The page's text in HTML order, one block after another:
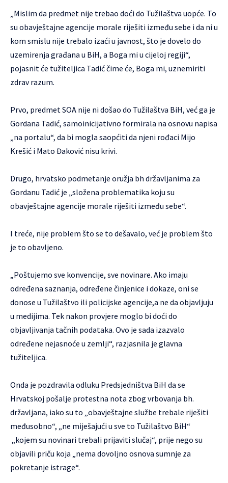
„Mislim da predmet nije trebao doći do Tužilaštva uopće. To
su obavještajne agencije morale riješiti između sebe i da ni u
kom smislu nije trebalo izaći u javnost, što je dovelo do
uzemirenja građana u BiH, a Boga mi u cijeloj regiji“,
pojasnit će tužiteljica Tadić čime će, Boga mi, uznemiriti
zdrav razum.
Prvo, predmet SOA nije ni došao do Tužilaštva BiH, već ga je
Gordana Tadić, samoinicijativno formirala na osnovu napisa
„na portalu“, da bi mogla saopćiti da njeni rođaci Mijo
Krešić i Mato Đaković nisu krivi.
Drugo, hrvatsko podmetanje oružja bh državljanima za
Gordanu Tadić je „složena problematika koju su
obavještajne agencije morale riješiti između sebe“.
I treće, nije problem što se to dešavalo, već je problem što
je to obavljeno.
„Poštujemo sve konvencije, sve novinare. Ako imaju
određena saznanja, određene činjenice i dokaze, oni se
donose u Tužilaštvo ili policijske agencije,a ne da objavljuju
u medijima. Tek nakon provjere moglo bi doći do
objavljivanja tačnih podataka. Ovo je sada izazvalo
određene nejasnoće u zemlji“, razjasnila je glavna
tužiteljica.
Onda je pozdravila odluku Predsjedništva BiH da se
Hrvatskoj pošalje protestna nota zbog vrbovanja bh.
državljana, iako su to „obavještajne službe trebale riješiti
međusobno“, „ne miješajući u sve to Tužilaštvo BiH“
„kojem su novinari trebali prijaviti slučaj“, prije nego su
objavili priču koja „nema dovoljno osnova sumnje za
pokretanje istrage“.